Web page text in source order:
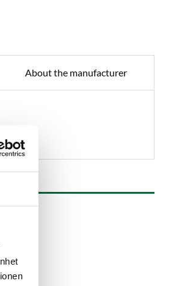
About the manufacturer